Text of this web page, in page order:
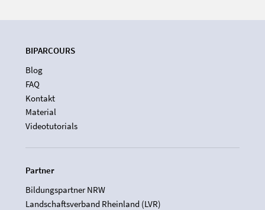
BIPARCOURS
Blog
FAQ
Kontakt
Material
Videotutorials
Partner
Bildungspartner NRW
Landschaftsverband Rheinland (LVR)